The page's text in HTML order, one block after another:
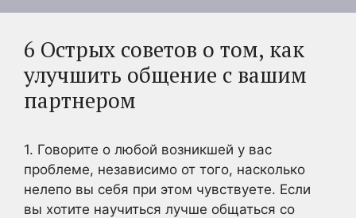
6 Острых советов о том, как
улучшить общение с вашим
партнером
1. Говорите о любой возникшей у вас
проблеме, независимо от того, насколько
нелепо вы себя при этом чувствуете. Если
вы хотите научиться лучше общаться со